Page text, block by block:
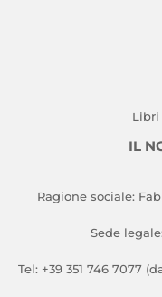
IL
Ragione sociale:
Sede
Tel: +39 351 746 7077